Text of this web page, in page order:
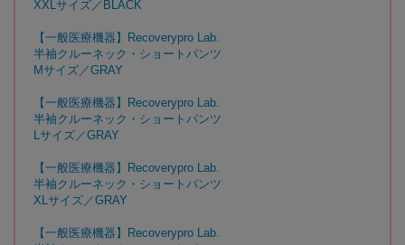
XXLサイズ／BLACK
【一般医療機器】Recoverypro Lab.
半袖クルーネック・ショートパンツ
Mサイズ／GRAY
【一般医療機器】Recoverypro Lab.
半袖クルーネック・ショートパンツ
Lサイズ／GRAY
【一般医療機器】Recoverypro Lab.
半袖クルーネック・ショートパンツ
XLサイズ／GRAY
【一般医療機器】Recoverypro Lab.